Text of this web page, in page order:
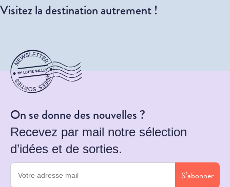
Visitez la destination autrement !
On se donne des nouvelles ?
Recevez par mail notre sélection
d’idées et de sorties.
S’abonner